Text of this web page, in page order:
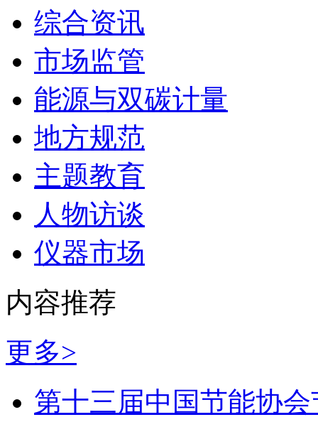
综合资讯
市场监管
能源与双碳计量
地方规范
主题教育
人物访谈
仪器市场
内容推荐
更多>
第十三届中国节能协